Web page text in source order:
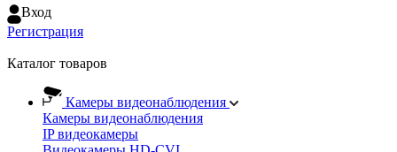
Вход
Регистрация
Каталог товаров
Камеры видеонаблюдения
Камеры видеонаблюдения
IP видеокамеры